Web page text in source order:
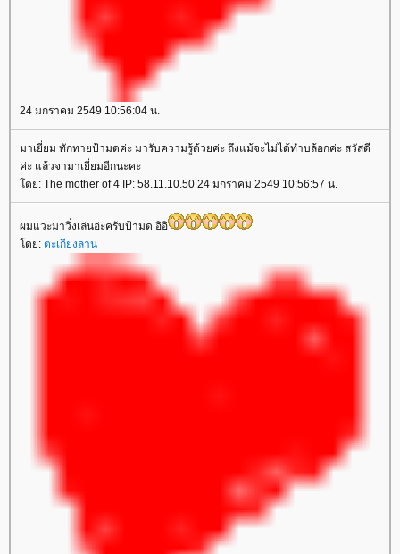
24 มกราคม 2549 10:56:04 น.
มาเยี่ยม ทักทายป้ามดค่ะ มารับความรู้ด้วยค่ะ ถึงแม้จะไม่ได้ทำบล้อกค่ะ สวัสดี
ค่ะ แล้วจามาเยี่ยมอีกนะคะ
ดย: The mother of 4 IP: 58.11.10.50 24 มกราคม 2549 10:56:57 น.
ผมแวะมาวิ่งเล่นอ่ะครับป้ามด อิอิ
ดย: ตะเกียงลาน